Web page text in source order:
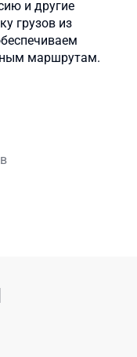
и другие
грузов из
маршрутам.